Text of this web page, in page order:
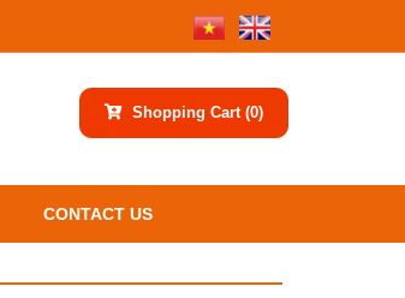
Shopping Cart (0)
CONTACT US